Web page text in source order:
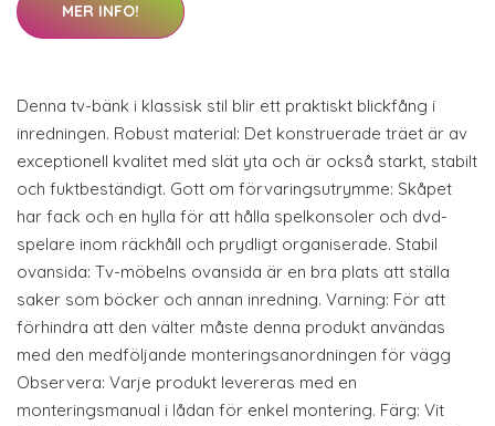
MER INFO!
Denna tv-bänk i klassisk stil blir ett praktiskt blickfång i
inredningen. Robust material: Det konstruerade träet är av
exceptionell kvalitet med slät yta och är också starkt, stabilt
och fuktbeständigt. Gott om förvaringsutrymme: Skåpet
har fack och en hylla för att hålla spelkonsoler och dvd-
spelare inom räckhåll och prydligt organiserade. Stabil
ovansida: Tv-möbelns ovansida är en bra plats att ställa
saker som böcker och annan inredning. Varning: För att
förhindra att den välter måste denna produkt användas
med den medföljande monteringsanordningen för vägg
Observera: Varje produkt levereras med en
monteringsmanual i lådan för enkel montering. Färg: Vit